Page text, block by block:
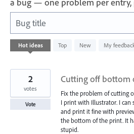
Bug title
Hot ideas Top New My
11
results
Cutting off bottom
Fix the problem of cutting
I print with Illustrator. I can
and print it fine with
the bottom of the print. It
stupid.
2
votes
Vote